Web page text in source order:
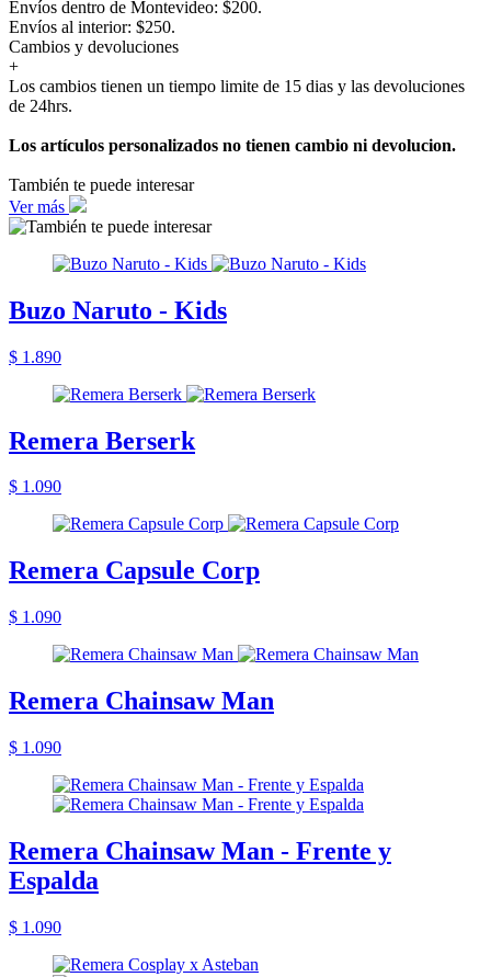
Envíos dentro de Montevideo: $200.
Envíos al interior: $250.
Cambios y devoluciones
+
Los cambios tienen un tiempo limite de 15 dias y las devoluciones
de 24hrs.
Los artículos personalizados no tienen cambio ni devolucion.
También te puede interesar
Ver más
Buzo Naruto - Kids
$ 1.890
Remera Berserk
$ 1.090
Remera Capsule Corp
$ 1.090
Remera Chainsaw Man
$ 1.090
Remera Chainsaw Man - Frente y
Espalda
$ 1.090